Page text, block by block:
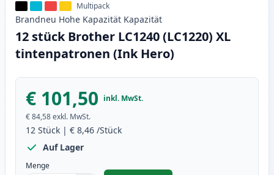
Multipack
Brandneu Hohe Kapazität Kapazität
12 stück Brother LC1240 (LC1220) XL
tintenpatronen (Ink Hero)
€ 101,50 inkl. MwSt.
€ 84,58exkl. MwSt.
12 Stück | € 8,46 /Stück
Auf Lager
Menge